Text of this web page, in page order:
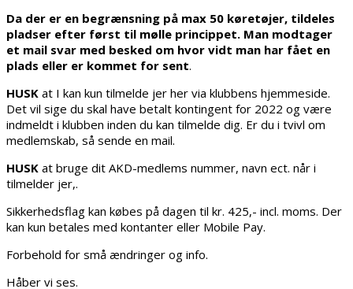
Da der er en begrænsning på max 50 køretøjer, tildeles
pladser efter først til mølle princippet. Man modtager
et mail svar med besked om hvor vidt man har fået en
plads eller er kommet for sent.
HUSK at I kan kun tilmelde jer her via klubbens hjemmeside.
Det vil sige du skal have betalt kontingent for 2022 og være
indmeldt i klubben inden du kan tilmelde dig. Er du i tvivl om
medlemskab, så sende en mail.
HUSK at bruge dit AKD-medlems nummer, navn ect. når i
tilmelder jer,.
Sikkerhedsflag kan købes på dagen til kr. 425,- incl. moms. Der
kan kun betales med kontanter eller Mobile Pay.
Forbehold for små ændringer og info.
Håber vi ses.